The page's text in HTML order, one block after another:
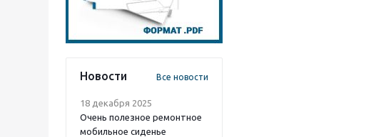
Новости Все новости
18 декабря 2025
Очень полезное ремонтное
мобильное сиденье